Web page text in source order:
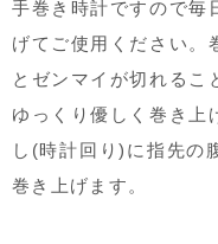
手巻き時計ですので毎
げてご使用ください。
とゼンマイが切れるこ
ゆっくり優しく巻き上
し(時計回り)に指先の
巻き上げます。